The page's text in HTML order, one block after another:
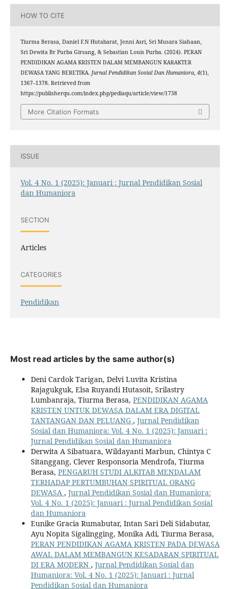
HOW TO CITE
Tiurma Berasa, Daniel F.N Hutabarat, Jenni Asri, Sri Musara Siahaan,
Sri Dewita Br Purba Girsang, & Sebastian Louis Purba. (2024). PERAN
PENDIDIKAN AGAMA KRISTEN DALAM MEMBANGUN KARAKTER
DEWASA YANG BERETIKA. Jurnal Pendidikan Sosial Dan Humaniora, 4(1),
1367–1378. Retrieved from
https://publisherqu.com/index.php/pediaqu/article/view/1738
More Citation Formats
ISSUE
Vol. 4 No. 1 (2025): Januari : Jurnal Pendidikan Sosial
dan Humaniora
SECTION
Articles
CATEGORIES
Pendidikan
Most read articles by the same author(s)
Deni Cardok Tarigan, Delvi Luvita Kristina
Rajagukguk, Elsa Ruyandi Hutasoit, Srilastry
Lumbanraja, Tiurma Berasa, PENDIDIKAN AGAMA
KRISTEN UNTUK DEWASA DALAM ERA DIGITAL
TANTANGAN DAN PELUANG , Jurnal Pendidikan
Sosial dan Humaniora: Vol. 4 No. 1 (2025): Januari :
Jurnal Pendidikan Sosial dan Humaniora
Derwita A Sibatuara, Wildayanti Marbun, Chintya C
Sitanggang, Clever Responsoria Mendrofa, Tiurma
Berasa, PENGARUH STUDI ALKITAB MENDALAM
TERHADAP PERTUMBUHAN SPIRITUAL ORANG
DEWASA , Jurnal Pendidikan Sosial dan Humaniora:
Vol. 4 No. 1 (2025): Januari : Jurnal Pendidikan Sosial
dan Humaniora
Eunike Gracia Rumabutar, Intan Sari Deli Sidabutar,
Ayu Nopita Sigalingging, Monika Adi, Tiurma Berasa,
PERAN PENDIDIKAN AGAMA KRISTEN PADA DEWASA
AWAL DALAM MEMBANGUN KESADARAN SPIRITUAL
DI ERA MODERN , Jurnal Pendidikan Sosial dan
Humaniora: Vol. 4 No. 1 (2025): Januari : Jurnal
Pendidikan Sosial dan Humaniora